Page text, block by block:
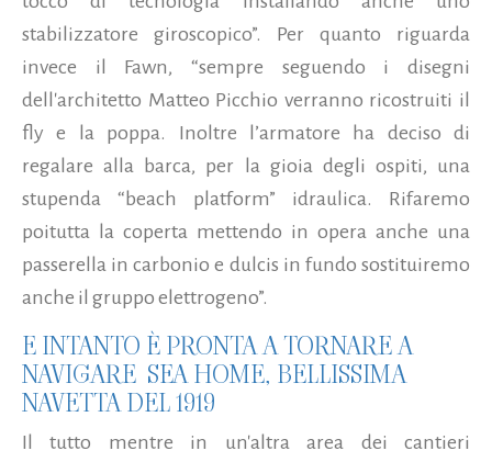
stabilizzatore giroscopico”. Per quanto riguarda
invece il Fawn, “sempre seguendo i disegni
dell'architetto Matteo Picchio verranno ricostruiti il
fly e la poppa. Inoltre l’armatore ha deciso di
regalare alla barca, per la gioia degli ospiti, una
stupenda “beach platform” idraulica. Rifaremo
poitutta la coperta mettendo in opera anche una
passerella in carbonio e dulcis in fundo sostituiremo
anche il gruppo elettrogeno”.
E INTANTO È PRONTA A TORNARE A
NAVIGARE SEA HOME, BELLISSIMA
NAVETTA DEL 1919
Il tutto mentre in un'altra area dei cantieri